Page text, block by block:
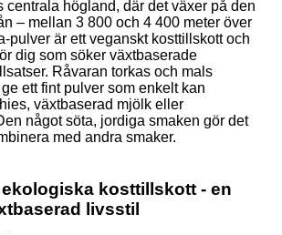
centrala högland, där det växer på den
– mellan 3 800 och 4 400 meter över
pulver är ett veganskt kosttillskott och
dig som söker växtbaserade
Råvaran torkas och mals
ett fint pulver som enkelt kan
växtbaserad mjölk eller
något söta, jordiga smaken gör det
med andra smaker.
kosttillskott - en
livsstil